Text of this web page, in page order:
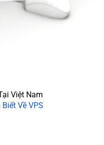
Việt Nam
Về VPS